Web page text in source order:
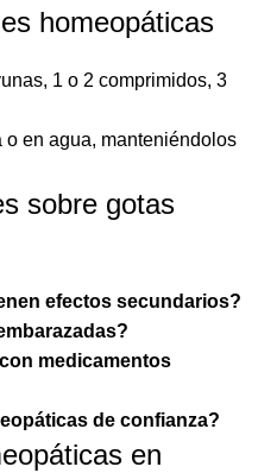
homeopáticas
1 o 2 comprimidos, 3
en agua, manteniéndolos
sobre gotas
efectos secundarios?
medicamentos
de confianza?
en